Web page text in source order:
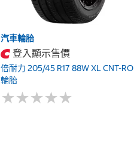
汽車輪胎
登入顯示售價
倍耐力 205/45 R17 88W XL CNT-RO
輪胎
★★★★★
★★★★★